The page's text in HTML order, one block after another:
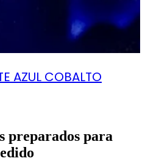
AZUL COBALTO
preparados para